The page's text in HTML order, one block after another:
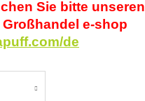
Sie bitte unseren
e-shop
de